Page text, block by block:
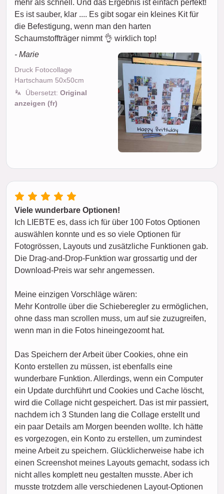
mehr als schnell. Und das Ergebnis ist einfach perfekt!
Es ist sauber, klar .... Es gibt sogar ein kleines Kit für
die Befestigung, wenn man den harten
Schaumstoffträger nimmt 👌 wirklich top!
- Marie
Druck Fotocollage
Hartschaum 50x50cm
Übersetzt: Original
anzeigen (fr)
Viele wunderbare Optionen!
Ich LIEBTE es, dass ich für über 100 Fotos Optionen
auswählen konnte und es so viele Optionen für
Fotogrössen, Layouts und zusätzliche Funktionen gab.
Die Drag-and-Drop-Funktion war grossartig und der
Download-Preis war sehr angemessen.
Meine einzigen Vorschläge wären:
Mehr Kontrolle über die Schieberegler zu ermöglichen,
ohne dass man scrollen muss, um auf sie zuzugreifen,
wenn man in die Fotos hineingezoomt hat.
Das Speichern der Arbeit über Cookies, ohne ein
Konto erstellen zu müssen, ist ebenfalls eine
wunderbare Funktion. Allerdings, wenn ein Computer
ein Update durchführt und Cookies und Cache löscht,
wird die Collage nicht gespeichert. Das ist mir passiert,
nachdem ich 3 Stunden lang die Collage erstellt und
ein paar Details am Morgen beenden wollte. Ich hätte
es vorgezogen, ein Konto zu erstellen, um zumindest
meine Arbeit zu speichern. Glücklicherweise habe ich
einen Screenshot meines Layouts gemacht, sodass ich
nicht alles komplett neu gestalten musste. Aber ich
musste trotzdem alle verschiedenen Layout-Optionen